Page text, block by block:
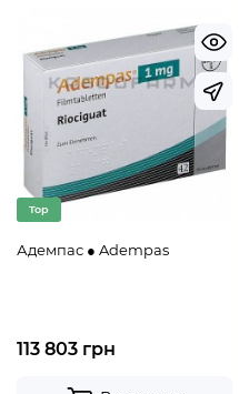
Top
Адемпас ● Adempas
113 803 грн